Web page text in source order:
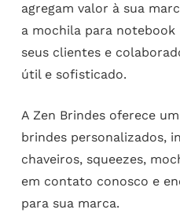
agregam valor à sua
a mochila para notebook
seus clientes e
útil e sofisticado.
A Zen Brindes oferece
brindes personalizados,
chaveiros, squeezes,
em contato conosco e
para sua marca.